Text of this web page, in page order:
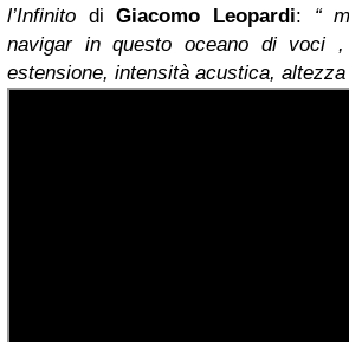
l’Infinito diGiacomo Leopardi: “
navigar in questo oceano di voci
estensione, intensità acustica, altezza